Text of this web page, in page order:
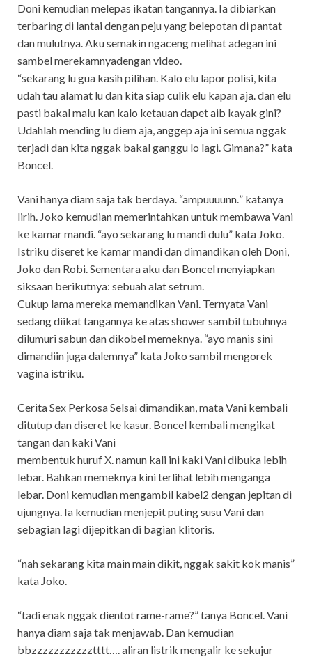
Doni kemudian melepas ikatan tangannya. Ia dibiarkan
terbaring di lantai dengan peju yang belepotan di pantat
dan mulutnya. Aku semakin ngaceng melihat adegan ini
sambel merekamnyadengan video.
“sekarang lu gua kasih pilihan. Kalo elu lapor polisi, kita
udah tau alamat lu dan kita siap culik elu kapan aja. dan elu
pasti bakal malu kan kalo ketauan dapet aib kayak gini?
Udahlah mending lu diem aja, anggep aja ini semua nggak
terjadi dan kita nggak bakal ganggu lo lagi. Gimana?” kata
Boncel.
Vani hanya diam saja tak berdaya. “ampuuuunn.” katanya
lirih. Joko kemudian memerintahkan untuk membawa Vani
ke kamar mandi. “ayo sekarang lu mandi dulu” kata Joko.
Istriku diseret ke kamar mandi dan dimandikan oleh Doni,
Joko dan Robi. Sementara aku dan Boncel menyiapkan
siksaan berikutnya: sebuah alat setrum.
Cukup lama mereka memandikan Vani. Ternyata Vani
sedang diikat tangannya ke atas shower sambil tubuhnya
dilumuri sabun dan dikobel memeknya. “ayo manis sini
dimandiin juga dalemnya” kata Joko sambil mengorek
vagina istriku.
Cerita Sex Perkosa Selsai dimandikan, mata Vani kembali
ditutup dan diseret ke kasur. Boncel kembali mengikat
tangan dan kaki Vani
membentuk huruf X. namun kali ini kaki Vani dibuka lebih
lebar. Bahkan memeknya kini terlihat lebih menganga
lebar. Doni kemudian mengambil kabel2 dengan jepitan di
ujungnya. Ia kemudian menjepit puting susu Vani dan
sebagian lagi dijepitkan di bagian klitoris.
“nah sekarang kita main main dikit, nggak sakit kok manis”
kata Joko.
“tadi enak nggak dientot rame-rame?” tanya Boncel. Vani
hanya diam saja tak menjawab. Dan kemudian
bbzzzzzzzzzzztttt…. aliran listrik mengalir ke sekujur